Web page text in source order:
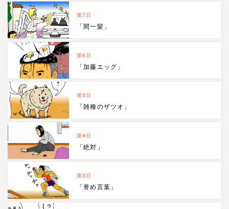
第7日
「間一髪」
第6日
「加藤エッグ」
第5日
「雑種のザツオ」
第4日
「絶対」
第3日
「誉め言葉」